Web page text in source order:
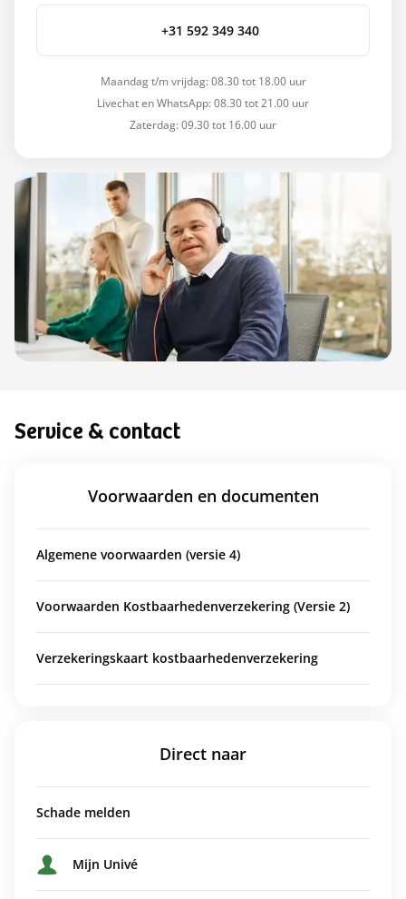
+31 592 349 340
Maandag t/m vrijdag: 08.30 tot 18.00 uur
Livechat en WhatsApp: 08.30 tot 21.00 uur
Zaterdag: 09.30 tot 16.00 uur
Service & contact
Voorwaarden en documenten
Algemene voorwaarden (versie 4)
Voorwaarden Kostbaarhedenverzekering (Versie 2)
Verzekeringskaart kostbaarhedenverzekering
Direct naar
Schade melden
Mijn Univé